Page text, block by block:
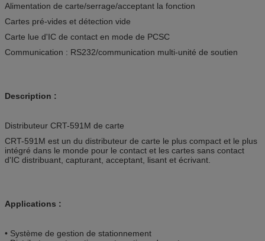
Alimentation de carte/serrage/acceptant la fonction
Cartes pré-vides et détection vide
Carte lue d'IC de contact en mode de PCSC
Communication : RS232/communication multi-unité de soutien
Description :
Distributeur CRT-591M de carte
CRT-591M est un du distributeur de carte le plus compact et le plus
intégré dans le monde pour le contact et les cartes sans contact
d'IC distribuant, capturant, acceptant, lisant et écrivant.
Applications :
• Système de gestion de stationnement